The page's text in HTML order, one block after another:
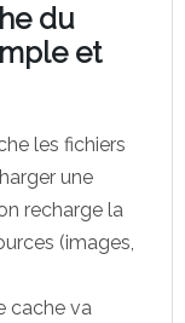
du
et
les fichiers
une
recharge la
(images,
cache va